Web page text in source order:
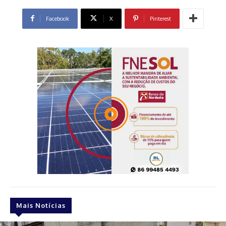
Facebook X Pinterest
Mais Notícias